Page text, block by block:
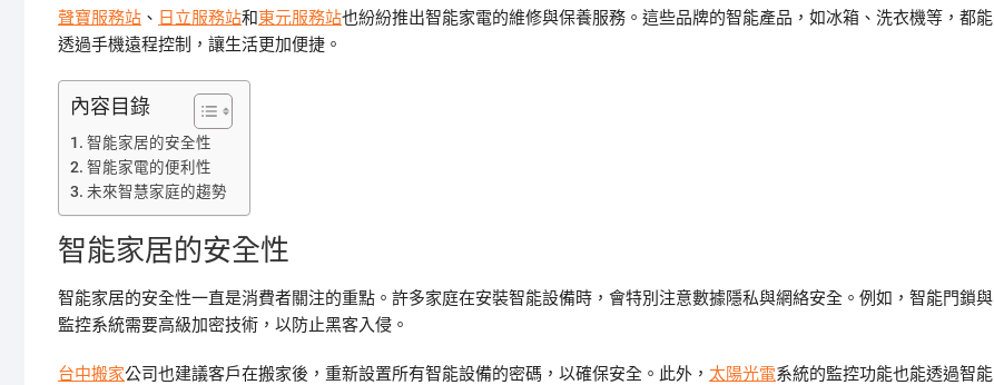
聲寶服務站 、 日立服務站和東元服務站也紛紛推出智能家電的維修與保養服務。這些品牌的智能產品，如冰箱、洗衣機等，都能
透過手機遠程控制，讓生活更加便捷。
內容目錄
智能家居的安全性
智能家電的便利性
未來智慧家庭的趨勢
智能家居的安全性
智能家居的安全性一直是消費者關注的重點。許多家庭在安裝智能設備時，會特別注意數據隱私與網絡安全。例如，智能門鎖與
監控系統需要高級加密技術，以防止黑客入侵。
台中搬家公司也建議客戶在搬家後，重新設置所有智能設備的密碼，以確保安全。此外， 太陽光電系統的監控功能也能透過智能